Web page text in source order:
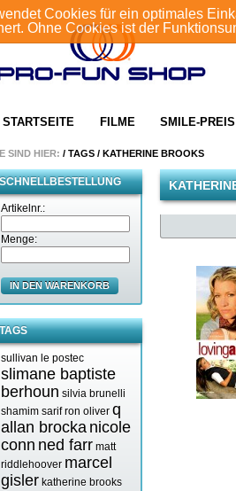
Cookies für ein optimales
Ohne Cookies ist der
STARTSEITE FILME SMILE-
SIND HIER: / TAGS / KATHERINE BROOKS
SCHNELLBESTELLUNG
Artikelnr.:
Menge:
IN DEN WARENKORB
TAGS
sullivan le postec
slimane baptiste
berhoun silvia brunelli
shamim sarif ron oliver q
allan brocka nicole
conn ned farr matt
riddlehoover marcel
gisler katherine brooks